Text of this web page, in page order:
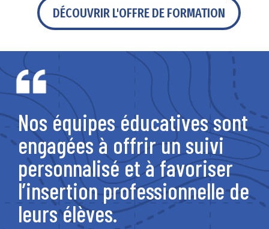
DÉCOUVRIR L'OFFRE DE FORMATION
Nos équipes éducatives sont
engagées à offrir un suivi
personnalisé et à favoriser
l’insertion professionnelle de
leurs élèves.